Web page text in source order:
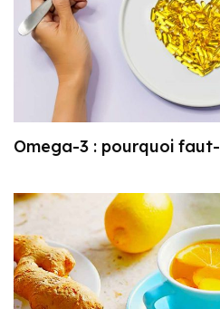
Omega-3 : pourquoi